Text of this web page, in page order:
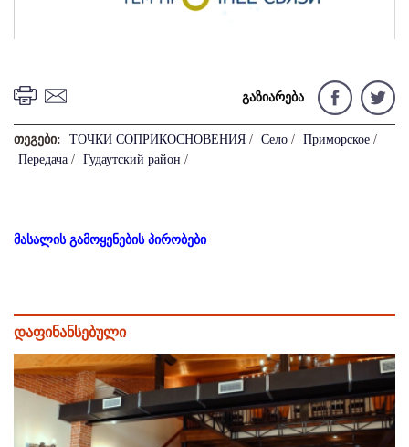
გაზიარება
თეგები: ТОЧКИ СОПРИКОСНОВЕНИЯ / Село / Приморское /
Передача / Гудаутский район /
მასალის გამოყენების პირობები
დაფინანსებული